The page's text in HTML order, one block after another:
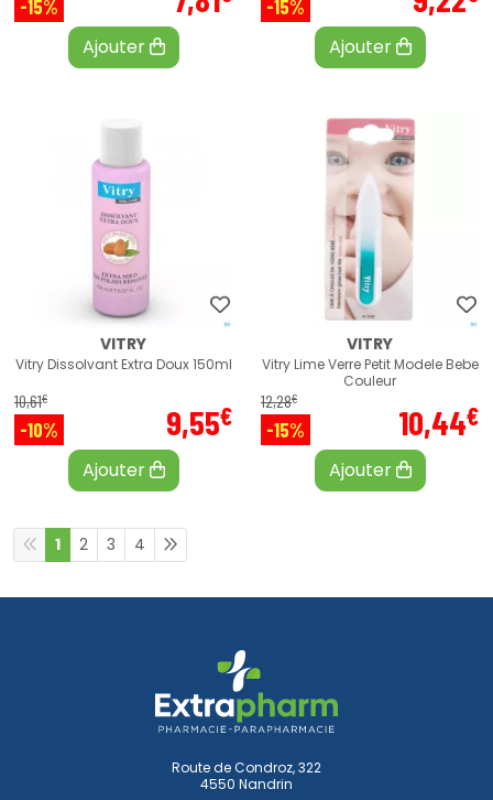
-15%
Ajouter
-15%
Ajouter
VITRY
Vitry Dissolvant Extra Doux 150ml
10,61€
-10% 9,55€
Ajouter
VITRY
Vitry Lime Verre Petit Modele Bebe
Couleur
12,28€
-15% 10,44€
Ajouter
1 2 3 4
Route de Condroz, 322
4550 Nandrin